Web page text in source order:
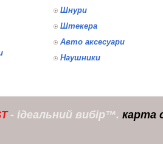
Шнури
Штекера
Авто аксесуари
Наушники
- ідеальний вибір™. карта